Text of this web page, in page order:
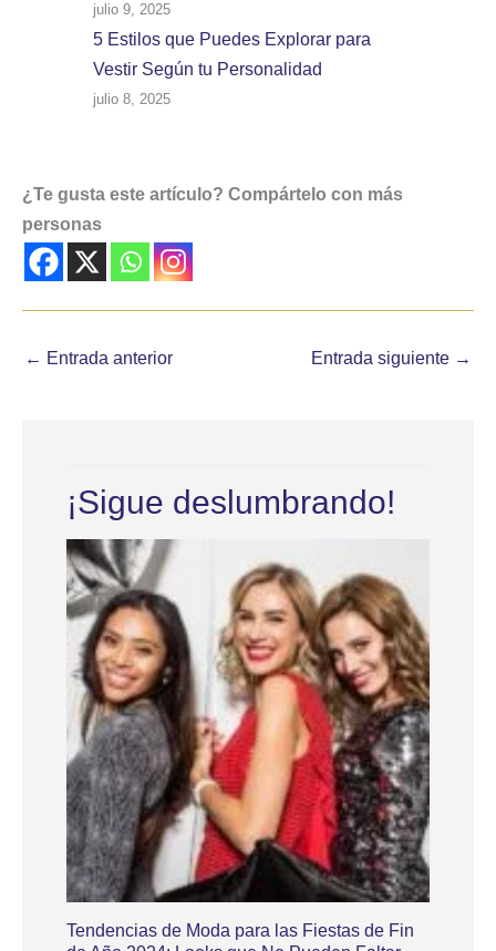
julio 9, 2025
5 Estilos que Puedes Explorar para
Vestir Según tu Personalidad
julio 8, 2025
¿Te gusta este artículo? Compártelo con más
personas
← Entrada anterior Entrada siguiente →
¡Sigue deslumbrando!
Tendencias de Moda para las Fiestas de Fin